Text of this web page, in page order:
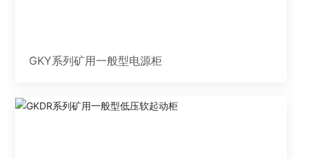
GKY系列矿用一般型电源柜